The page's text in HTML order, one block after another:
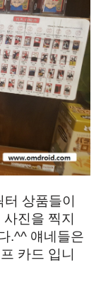
상품들이
진을 찍지
.^^ 얘네들은
카드 입니